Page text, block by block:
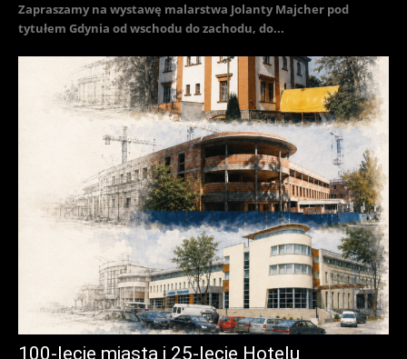
Zapraszamy na wystawę malarstwa Jolanty Majcher pod
tytułem Gdynia od wschodu do zachodu, do...
100-lecie miasta i 25-lecie Hotelu